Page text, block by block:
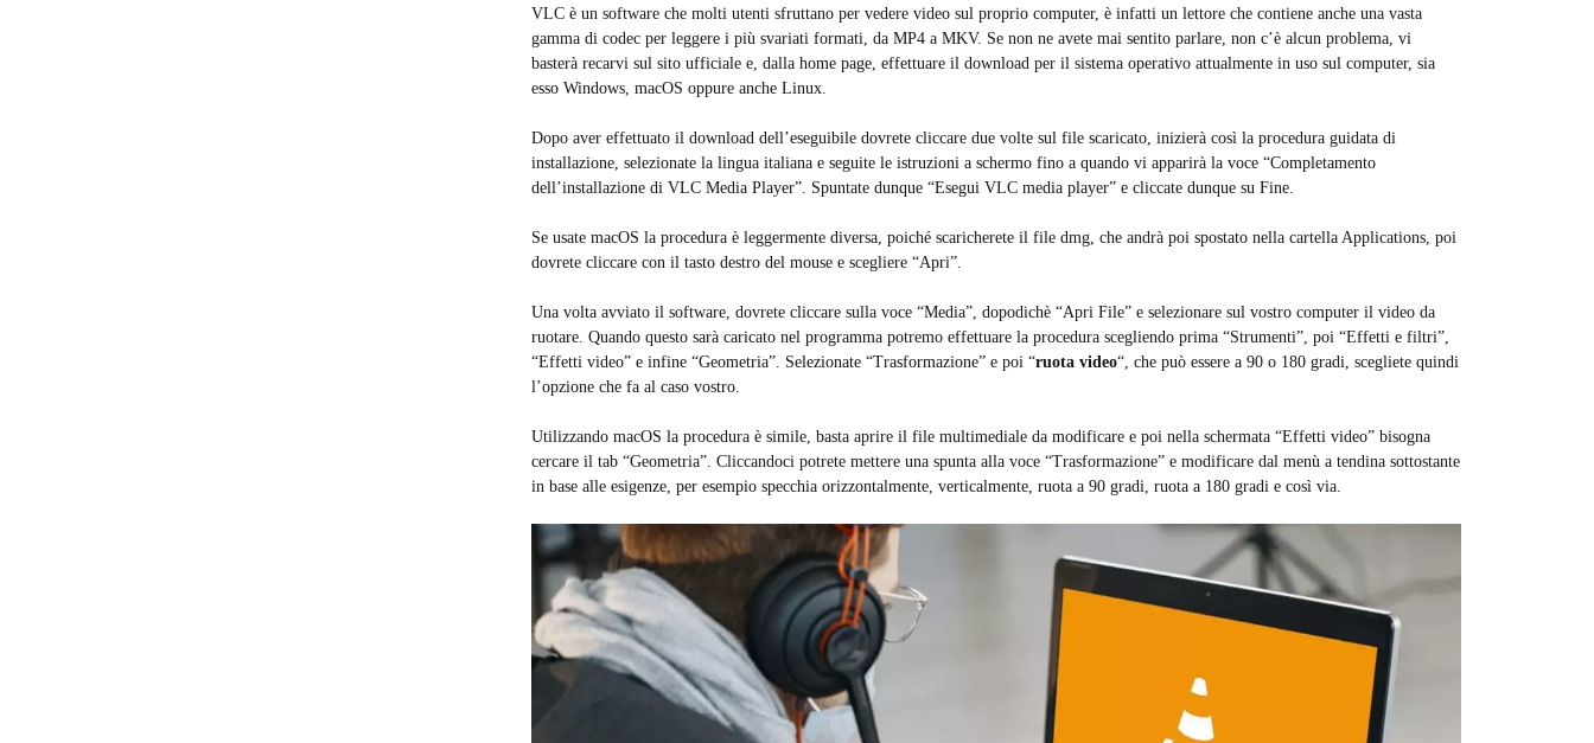
VLC è un software che molti utenti sfruttano per vedere video sul proprio computer, è infatti un lettore che contiene anche una vasta
gamma di codec per leggere i più svariati formati, da MP4 a MKV. Se non ne avete mai sentito parlare, non c’è alcun problema, vi
basterà recarvi sul sito ufficiale e, dalla home page, effettuare il download per il sistema operativo attualmente in uso sul computer, sia
esso Windows, macOS oppure anche Linux.
Dopo aver effettuato il download dell’eseguibile dovrete cliccare due volte sul file scaricato, inizierà così la procedura guidata di
installazione, selezionate la lingua italiana e seguite le istruzioni a schermo fino a quando vi apparirà la voce “Completamento
dell’installazione di VLC Media Player”. Spuntate dunque “Esegui VLC media player” e cliccate dunque su Fine.
Se usate macOS la procedura è leggermente diversa, poiché scaricherete il file dmg, che andrà poi spostato nella cartella Applications, poi
dovrete cliccare con il tasto destro del mouse e scegliere “Apri”.
Una volta avviato il software, dovrete cliccare sulla voce “Media”, dopodichè “Apri File” e selezionare sul vostro computer il video da
ruotare. Quando questo sarà caricato nel programma potremo effettuare la procedura scegliendo prima “Strumenti”, poi “Effetti e filtri”,
“Effetti video” e infine “Geometria”. Selezionate “Trasformazione” e poi “ruota video“, che può essere a 90 o 180 gradi, scegliete quindi
l’opzione che fa al caso vostro.
Utilizzando macOS la procedura è simile, basta aprire il file multimediale da modificare e poi nella schermata “Effetti video” bisogna
cercare il tab “Geometria”. Cliccandoci potrete mettere una spunta alla voce “Trasformazione” e modificare dal menù a tendina sottostante
in base alle esigenze, per esempio specchia orizzontalmente, verticalmente, ruota a 90 gradi, ruota a 180 gradi e così via.